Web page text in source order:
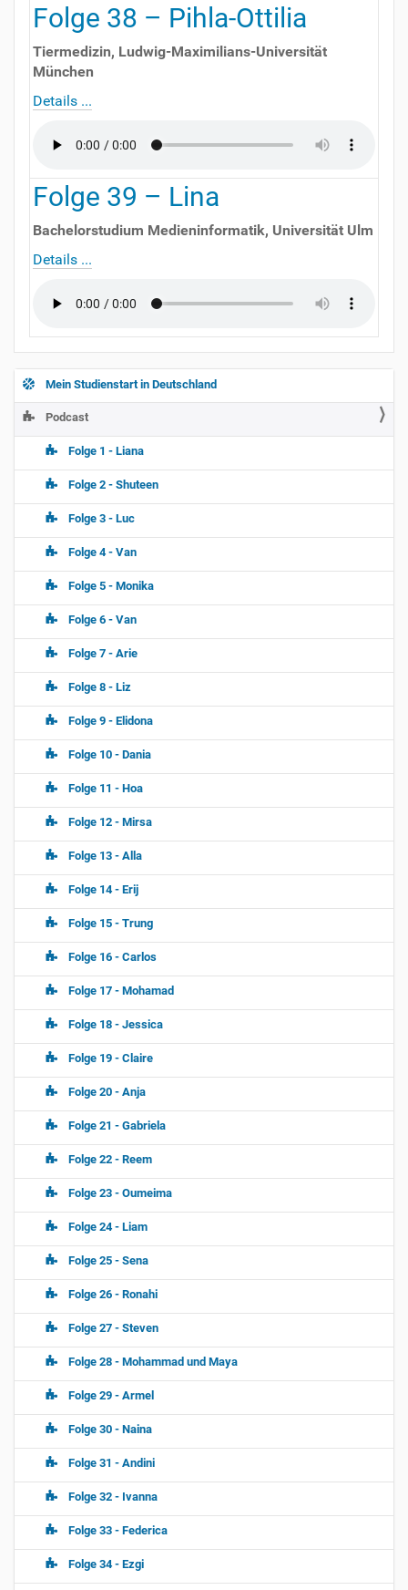
Folge 38 – Pihla-Ottilia
Tiermedizin, Ludwig-Maximilians-Universität
München
Details ...
Folge 39 – Lina
Bachelorstudium Medieninformatik, Universität Ulm
Details ...
N
a
v
a
o
Mein Studienstart in Deutschland
Podcast
Folge 1 - Liana
Folge 2 - Shuteen
Folge 3 - Luc
Folge 4 - Van
Folge 5 - Monika
Folge 6 - Van
Folge 7 - Arie
Folge 8 - Liz
Folge 9 - Elidona
Folge 10 - Dania
Folge 11 - Hoa
Folge 12 - Mirsa
Folge 13 - Alla
Folge 14 - Erij
Folge 15 - Trung
Folge 16 - Carlos
Folge 17 - Mohamad
Folge 18 - Jessica
Folge 19 - Claire
Folge 20 - Anja
Folge 21 - Gabriela
Folge 22 - Reem
Folge 23 - Oumeima
Folge 24 - Liam
Folge 25 - Sena
Folge 26 - Ronahi
Folge 27 - Steven
Folge 28 - Mohammad und Maya
Folge 29 - Armel
Folge 30 - Naina
Folge 31 - Andini
Folge 32 - Ivanna
Folge 33 - Federica
Folge 34 - Ezgi